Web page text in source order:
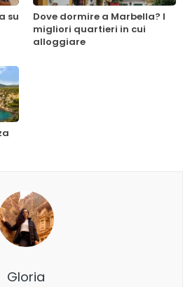
su
Dove dormire a Marbella? I
migliori quartieri in cui
alloggiare
Gloria